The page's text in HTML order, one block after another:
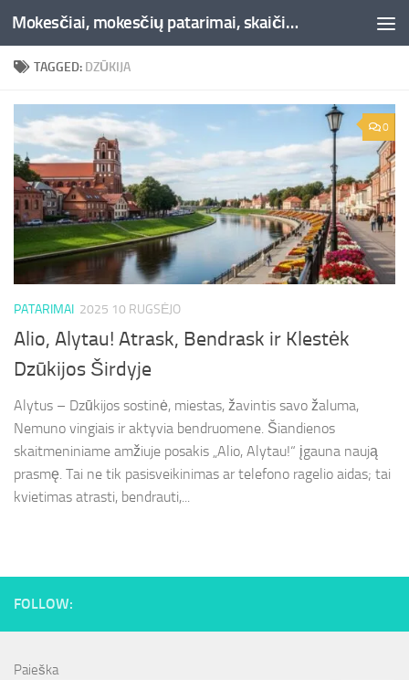
Skip to content Mokesčiai, mokesčių patarimai, skaičiuoklės, straipsniai -Liepaja.lt
TAGGED: DZŪKIJA
0
PATARIMAI 2025 10 RUGSĖJO
Alio, Alytau! Atrask, Bendrask ir Klestėk
Dzūkijos Širdyje
Alytus – Dzūkijos sostinė, miestas, žavintis savo žaluma,
Nemuno vingiais ir aktyvia bendruomene. Šiandienos
skaitmeniniame amžiuje posakis „Alio, Alytau!“ įgauna naują
prasmę. Tai ne tik pasisveikinimas ar telefono ragelio aidas; tai
kvietimas atrasti, bendrauti,...
FOLLOW:
Paieška